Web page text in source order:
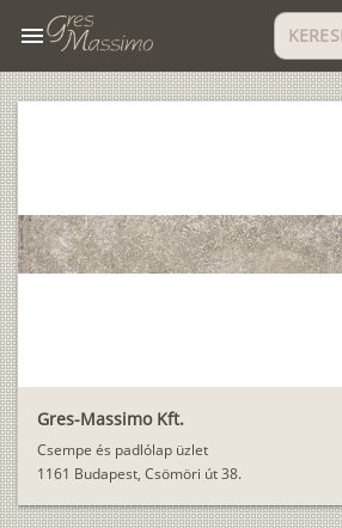
menu
Gres-Massimo Kft.
Csempe és padlólap üzlet
1161 Budapest, Csömöri út 38.